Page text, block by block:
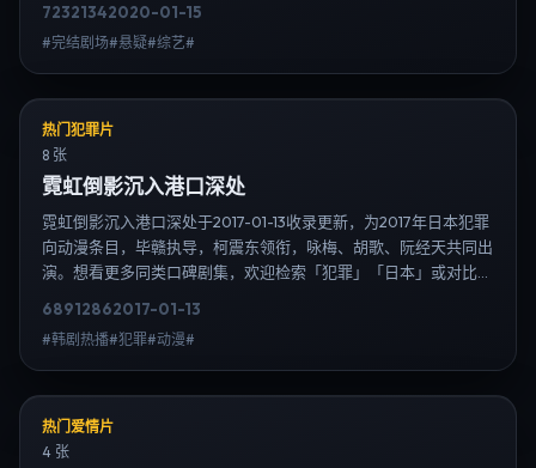
息，延伸检索日韩电视剧、韩剧全集、日剧高清等长尾词。
72321342020-01-15
#完结剧场#悬疑#综艺#
热门犯罪片
8 张
霓虹倒影沉入港口深处
霓虹倒影沉入港口深处于2017-01-13收录更新，为2017年日本犯罪
向动漫条目，毕赣执导，柯震东领衔，咏梅、胡歌、阮经天共同出
演。想看更多同类口碑剧集，欢迎检索「犯罪」「日本」或对比同
日韩电视剧、韩剧全集、日剧高清等长尾词。
68912862017-01-13
#韩剧热播#犯罪#动漫#
热门爱情片
4 张